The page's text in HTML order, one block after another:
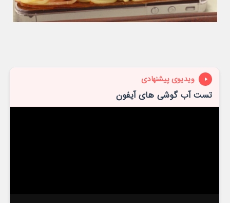
ویدیوی پیشنهادی
تست آب گوشی های آیفون